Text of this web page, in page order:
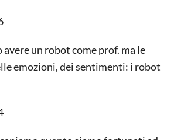
avere un robot come prof. ma le
emozioni, dei sentimenti: i robot